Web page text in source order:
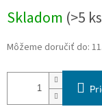
Skladom (>5
Môžeme doručiť do: